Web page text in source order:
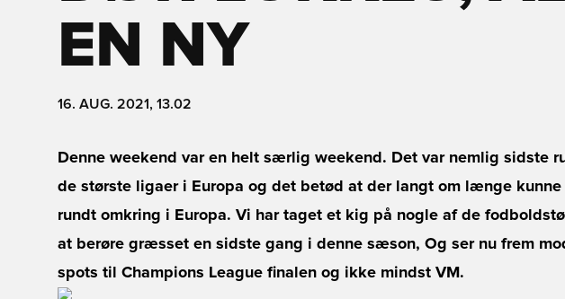
EN NY
16. AUG. 2021, 13.02
Denne weekend var en helt særlig weekend. Det var nemlig sidste
de største ligaer i Europa og det betød at der langt om længe kunne
rundt omkring i Europa. Vi har taget et kig på nogle af de
at berøre græsset en sidste gang i denne sæson, Og ser nu frem
spots til Champions League finalen og ikke mindst VM.